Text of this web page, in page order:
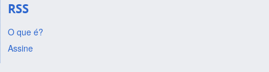
RSS
O que é?
Assine